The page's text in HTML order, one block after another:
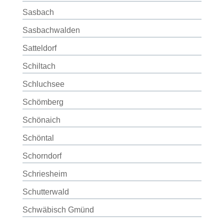
Sasbach
Sasbachwalden
Satteldorf
Schiltach
Schluchsee
Schömberg
Schönaich
Schöntal
Schorndorf
Schriesheim
Schutterwald
Schwäbisch Gmünd